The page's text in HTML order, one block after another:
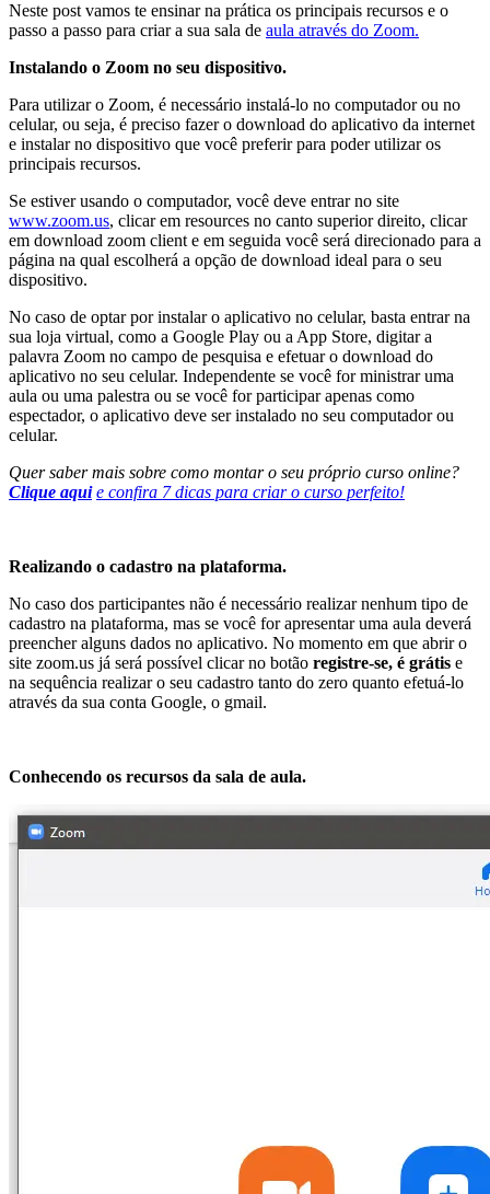
Neste post vamos te ensinar na prática os principais recursos e o
passo a passo para criar a sua sala de aula através do Zoom.
Instalando o Zoom no seu dispositivo.
Para utilizar o Zoom, é necessário instalá-lo no computador ou no
celular, ou seja, é preciso fazer o download do aplicativo da internet
e instalar no dispositivo que você preferir para poder utilizar os
principais recursos.
Se estiver usando o computador, você deve entrar no site
www.zoom.us, clicar em resources no canto superior direito, clicar
em download zoom client e em seguida você será direcionado para a
página na qual escolherá a opção de download ideal para o seu
dispositivo.
No caso de optar por instalar o aplicativo no celular, basta entrar na
sua loja virtual, como a Google Play ou a App Store, digitar a
palavra Zoom no campo de pesquisa e efetuar o download do
aplicativo no seu celular. Independente se você for ministrar uma
aula ou uma palestra ou se você for participar apenas como
espectador, o aplicativo deve ser instalado no seu computador ou
celular.
Quer saber mais sobre como montar o seu próprio curso online?
Clique aqui e confira 7 dicas para criar o curso perfeito!
Realizando o cadastro na plataforma.
No caso dos participantes não é necessário realizar nenhum tipo de
cadastro na plataforma, mas se você for apresentar uma aula deverá
preencher alguns dados no aplicativo. No momento em que abrir o
site zoom.us já será possível clicar no botão registre-se, é grátis e
na sequência realizar o seu cadastro tanto do zero quanto efetuá-lo
através da sua conta Google, o gmail.
Conhecendo os recursos da sala de aula.